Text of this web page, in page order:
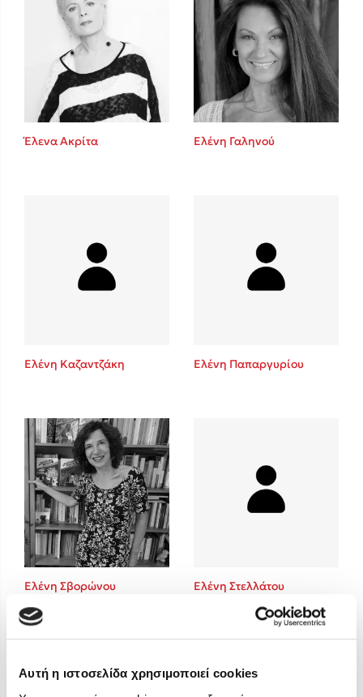
Αυτή η ιστοσελίδα χρησιμοποιεί cookies
Mel Robbins
Η μέθοδος Αφήστε τους
Δημοφιλείς Συγγραφείς
Φυστίκι ΠουΚυλάει
Sebastian Fitzek
Κατρίνα Τσάνταλη
Lucinda Riley
Mimi Matthews
Benzamin Bécue
Rebecca Yarros
Teo Benedetti
Τζένη Κουτσοδημητροπούλου
Ali Hazelwood
Cori Doerrfeld
Pierdomenico Baccalario
Δανάη Ιμπραχήμ
Έλενα Ακρίτα Ελένη Γαληνού
Ελένη Καζαντζάκη Ελένη Παπαργυρίου
Ελένη Σβορώνου Ελένη Στελλάτου